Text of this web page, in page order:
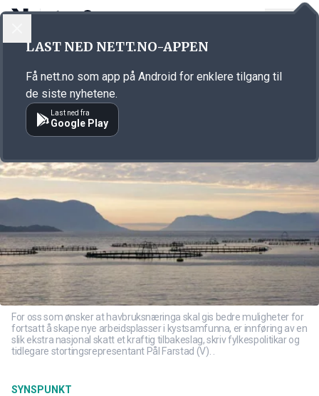
Annonsørinnhold
For oss som ønsker at havbruksnæringa skal gis bedre muligheter for
fortsatt å skape nye arbeidsplasser i kystsamfunna, er innføring av en
slik ekstra nasjonal skatt et kraftig tilbakeslag, skriv fylkespolitikar og
tidlegare stortingsrepresentant Pål Farstad (V). .
SYNSPUNKT
LAST NED NETT.NO-APPEN
Få nett.no som app på Android for enklere tilgang til
de siste nyhetene.
Last ned fra
Google Play